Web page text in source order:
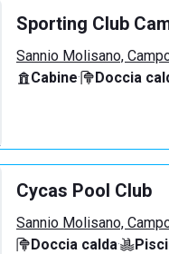
Sporting Club
Sannio Molisano,
Cabine· Doccia
Cycas Pool Club
Sannio Molisano,
Doccia calda·